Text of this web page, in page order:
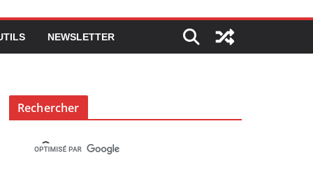
NEWSLETTER
Rechercher